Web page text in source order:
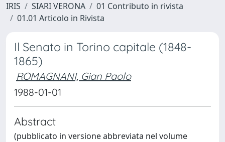
IRIS SIARI VERONA
01 Contributo in rivista
01.01 Articolo in Rivista
Il Senato in Torino capitale (1848-
1865)
ROMAGNANI, Gian Paolo
1988-01-01
Abstract
(pubblicato in versione abbreviata nel volume